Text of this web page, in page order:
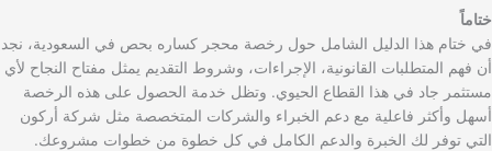
ختاماً
في ختام هذا الدليل الشامل حول رخصة محجر كساره بحص في السعودية، نجد
أن فهم المتطلبات القانونية، الإجراءات، وشروط التقديم يمثل مفتاح النجاح لأي
مستثمر جاد في هذا القطاع الحيوي. وتظل خدمة الحصول على هذه الرخصة
أسهل وأكثر فاعلية مع دعم الخبراء والشركات المتخصصة مثل شركة أركون
التي توفر لك الخبرة والدعم الكامل في كل خطوة من خطوات مشروعك.